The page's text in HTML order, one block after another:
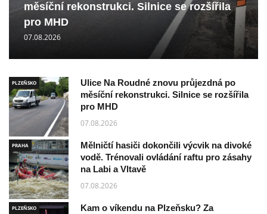
měsíční rekonstrukci. Silnice se rozšířila
pro MHD
07.08.2026
PLZEŇSKO
Ulice Na Roudné znovu průjezdná po
měsíční rekonstrukci. Silnice se rozšířila
pro MHD
07.08.2026
PRAHA
Mělničtí hasiči dokončili výcvik na divoké
vodě. Trénovali ovládání raftu pro zásahy
na Labi a Vltavě
07.08.2026
PLZEŇSKO
Kam o víkendu na Plzeňsku? Za